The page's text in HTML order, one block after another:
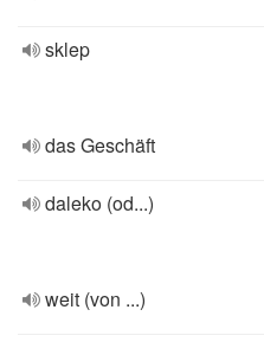
sklep
das Geschäft
daleko (od...)
weit (von ...)